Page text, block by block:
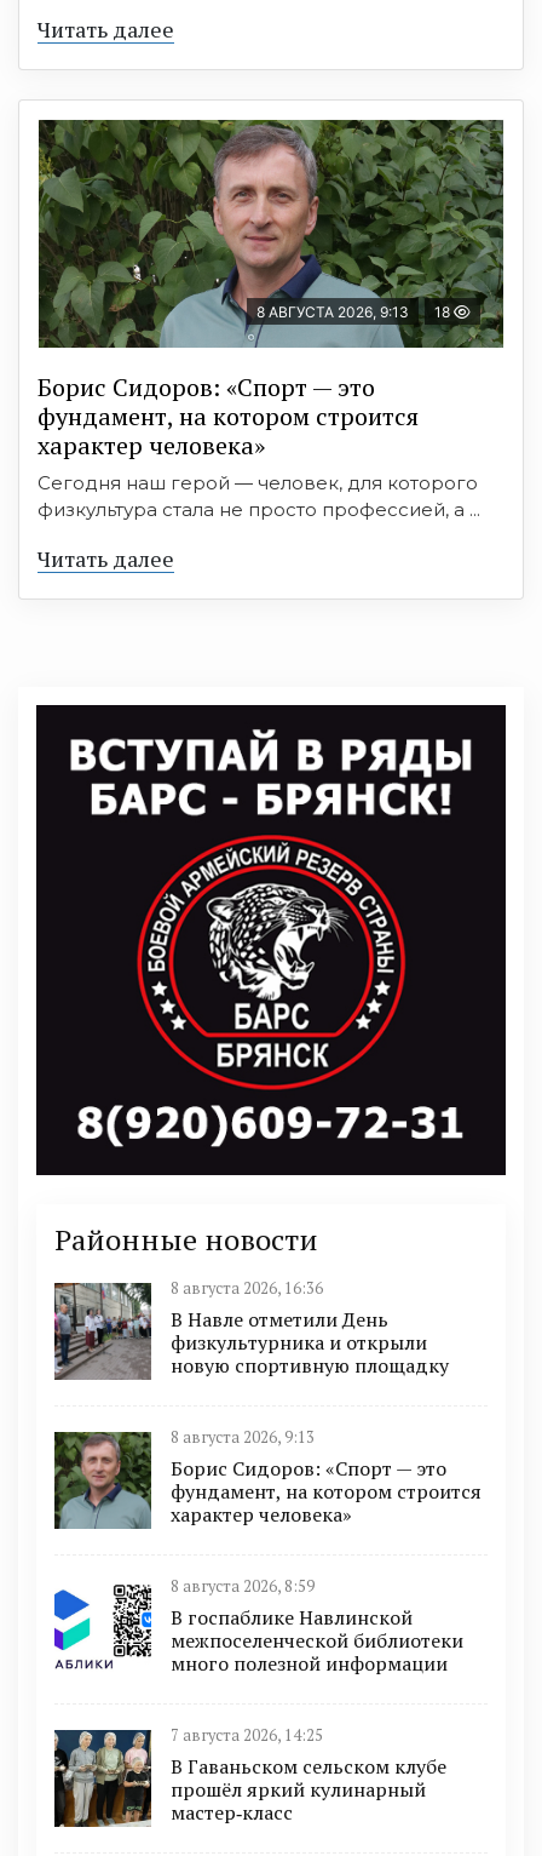
Читать далее
8 АВГУСТА 2026, 9:13 18
Борис Сидоров: «Спорт — это
фундамент, на котором строится
характер человека»
Сегодня наш герой — человек, для которого
физкультура стала не просто профессией, а ...
Читать далее
Районные новости
8 августа 2026, 16:36
В Навле отметили День
физкультурника и открыли
новую спортивную площадку
8 августа 2026, 9:13
Борис Сидоров: «Спорт — это
фундамент, на котором строится
характер человека»
8 августа 2026, 8:59
В госпаблике Навлинской
межпоселенческой библиотеки
много полезной информации
7 августа 2026, 14:25
В Гаваньском сельском клубе
прошёл яркий кулинарный
мастер‑класс